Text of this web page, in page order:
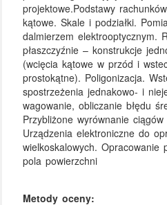
projektowe.Podstawy
kątowe. Skale i podziałki.
dalmierzem elektrooptycznym.
płaszczyźnie – konstrukcje
(wcięcia kątowe w przód i
prostokątne). Poligonizacja.
spostrzeżenia jednakowo- i
wagowanie, obliczanie błędu
Przybliżone wyrównanie
Urządzenia elektroniczne do
wielkoskalowych. Opracowanie
pola powierzchni
Metody oceny: